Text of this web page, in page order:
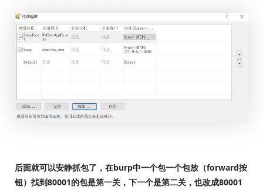
后面就可以安静抓包了，在burp中一个包一个包放（forward按
钮）找到80001的包是第一关，下一个是第二关，也改成80001